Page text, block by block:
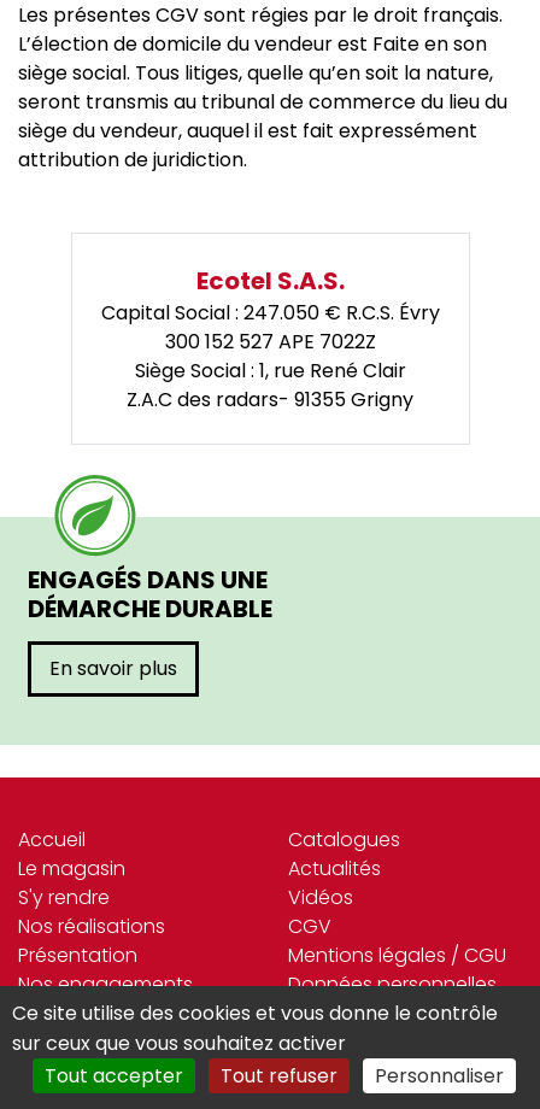
Les présentes CGV sont régies par le droit français.
L’élection de domicile du vendeur est Faite en son
siège social. Tous litiges, quelle qu’en soit la nature,
seront transmis au tribunal de commerce du lieu du
siège du vendeur, auquel il est fait expressément
attribution de juridiction.
Ecotel S.A.S.
Capital Social : 247.050 € R.C.S. Évry
300 152 527 APE 7022Z
Siège Social : 1, rue René Clair
Z.A.C des radars- 91355 Grigny
ENGAGÉS DANS UNE
DÉMARCHE DURABLE
En savoir plus
Accueil
Le magasin
S'y rendre
Nos réalisations
Présentation
Nos engagements
Recrutement
Marques partenaires
Catalogues
Actualités
Vidéos
CGV
Mentions légales / CGU
Données personnelles
Gestion des cookies
Contact
Ce site utilise des cookies et vous donne le contrôle
sur ceux que vous souhaitez activer
Tout accepter
Tout refuser Personnaliser